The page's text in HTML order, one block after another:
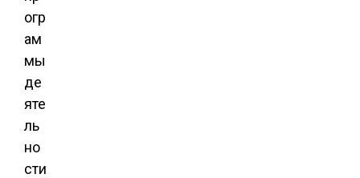
огр
ам
мы
де
яте
ль
но
сти